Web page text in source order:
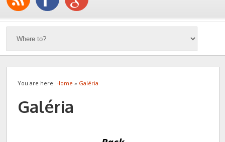
You are here: Home » Galéria
Galéria